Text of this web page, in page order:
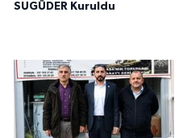
SUGÜDER Kuruldu